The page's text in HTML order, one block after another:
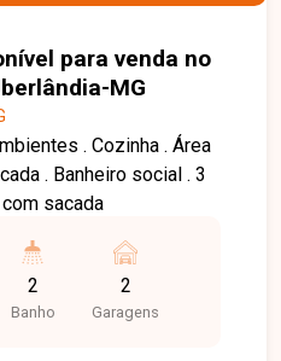
para venda no
MG
. Cozinha . Área
. Banheiro social . 3
sacada
2
Banho
2
Garagens